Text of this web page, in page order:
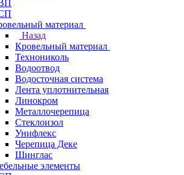
материал
Назад
Кровельный материал
Технониколь
Водоотвод
Водосточная система
Лента уплотнительная
Линокром
Металлочерепица
Стеклоизол
Унифлекс
Черепица Деке
Шинглас
элементы